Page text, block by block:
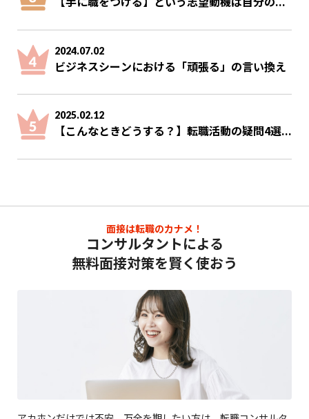
2024.07.02
ビジネスシーンにおける「頑張る」の言い換え
2025.02.12
【こんなときどうする？】転職活動の疑問4選...
面接は転職のカナメ！
コンサルタントによる
無料面接対策を賢く使おう